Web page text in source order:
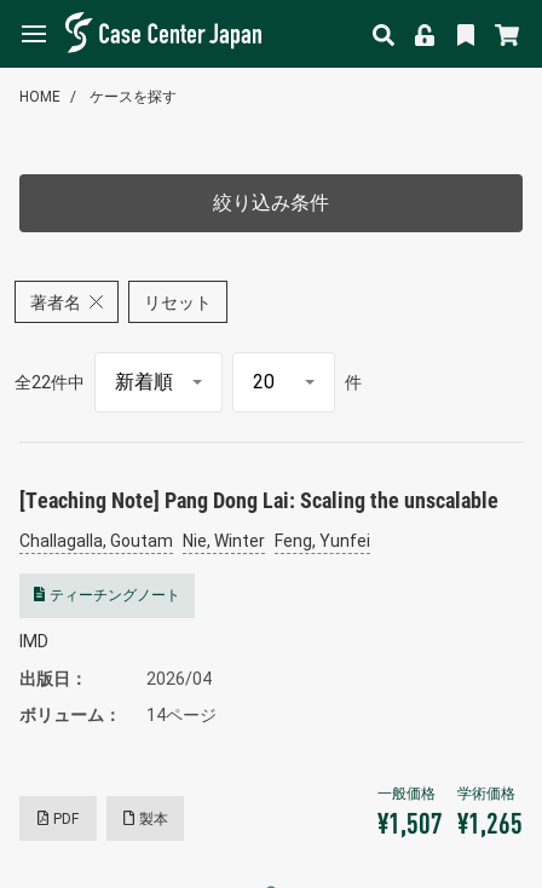
HOME ケースを探す
著者名 リセット
全22件中 件
[Teaching Note] Pang Dong Lai: Scaling the unscalable
Challagalla, Goutam Nie, Winter Feng, Yunfei
ティーチングノート
IMD
出版日
2026/04
ボリューム
14ページ
PDF 製本 ¥1,507 ¥1,265
絞り込み条件